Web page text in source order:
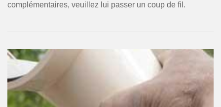
complémentaires, veuillez lui passer un coup de fil.